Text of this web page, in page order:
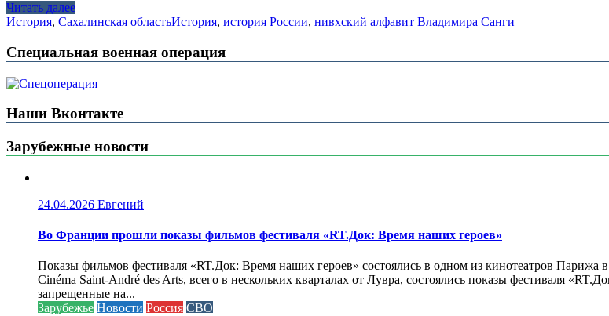
Читать далее
История, Сахалинская областьИстория, история России, нивхский алфавит Владимира Санги
Специальная военная операция
Наши Вконтакте
Зарубежные новости
24.04.2026 Евгений
Во Франции прошли показы фильмов фестиваля «RT.Док: Время наших героев»
Показы фильмов фестиваля «RT.Док: Время наших героев» состоялись в одном из кинотеатров Парижа
Cinéma Saint-André des Arts, всего в нескольких кварталах от Лувра, состоялись показы фестиваля
запрещенные на...
Зарубежье Новости Россия СВО